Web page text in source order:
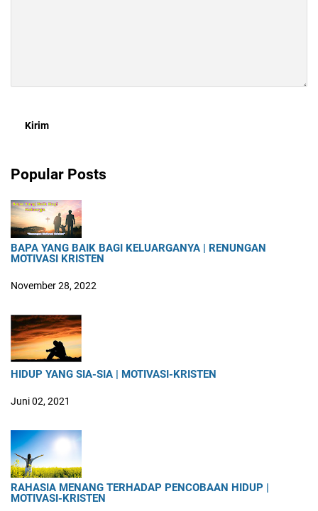
Popular Posts
BAPA YANG BAIK BAGI KELUARGANYA | RENUNGAN
MOTIVASI KRISTEN
November 28, 2022
HIDUP YANG SIA-SIA | MOTIVASI-KRISTEN
Juni 02, 2021
RAHASIA MENANG TERHADAP PENCOBAAN HIDUP |
MOTIVASI-KRISTEN